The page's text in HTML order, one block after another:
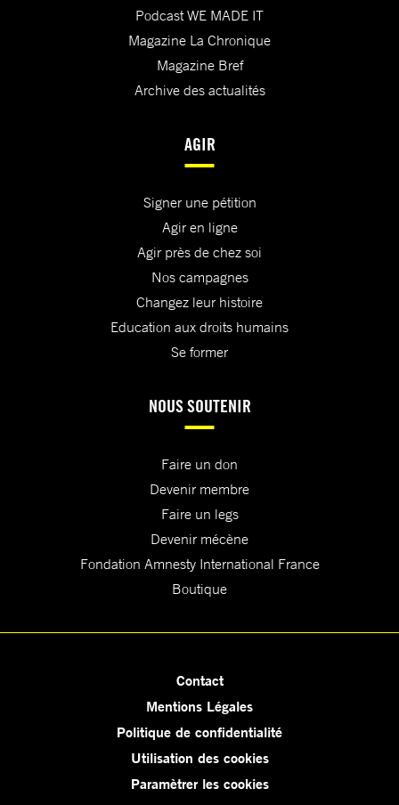
Podcast WE MADE IT
Magazine La Chronique
Magazine Bref
Archive des actualités
AGIR
Signer une pétition
Agir en ligne
Agir près de chez soi
Nos campagnes
Changez leur histoire
Education aux droits humains
Se former
NOUS SOUTENIR
Faire un don
Devenir membre
Faire un legs
Devenir mécène
Fondation Amnesty International France
Boutique
Contact
Mentions Légales
Politique de confidentialité
Utilisation des cookies
Paramètrer les cookies